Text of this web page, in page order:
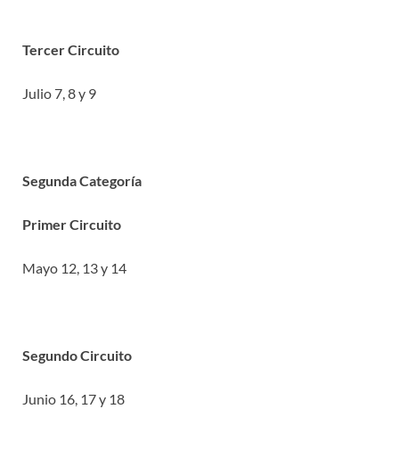
Tercer Circuito
Julio 7, 8 y 9
Segunda Categoría
Primer Circuito
Mayo 12, 13 y 14
Segundo Circuito
Junio 16, 17 y 18